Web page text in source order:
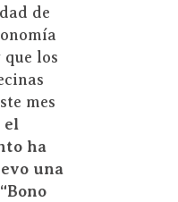
de
que los
mes
el
ha
una